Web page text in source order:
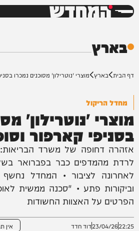
המחדש
בארץ
דף הבית בארץ מוצרי 'נוטרילון' מסוכנים נמכרו
מחדל הריקול
מוצרי 'נוטרילון'
בסניפי קארפור
אזהרה דחופה של משרד הבריאות:
לרדת מהמדפים כבר בפברואר
לאחרונה לציבור • המחדל נחשף
וביקורות פתע • "סכנה ממשית
הפרטים על האצוות החשודות
22:25
23/04/26דוד חדד אין